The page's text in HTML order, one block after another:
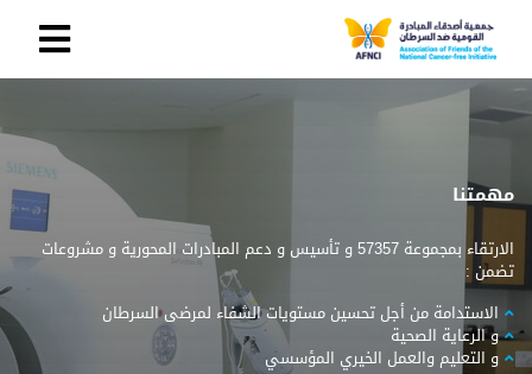
مهمتنا
الارتقاء بمجموعة 57357 و تأسيس و دعم المبادرات المحورية و مشروعات
تضمن :
الاستدامة من أجل تحسين مستويات الشفاء لمرضى السرطان
و الرعاية الصحية
و التعليم والعمل الخيري المؤسسي